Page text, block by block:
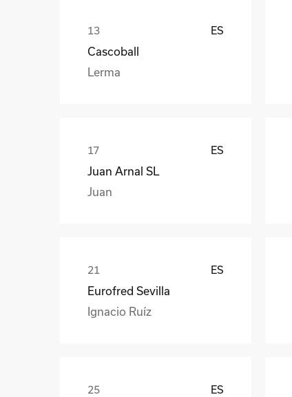
ES
Cascoball
Lerma
ES
Juan Arnal SL
Juan
ES
Eurofred Sevilla
Ignacio Ruíz
ES